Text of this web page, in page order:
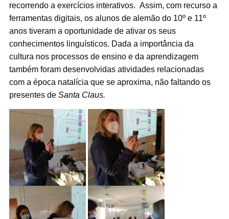
recorrendo a exercícios interativos. Assim, com recurso a
ferramentas digitais, os alunos de alemão do 10º e 11º
anos tiveram a oportunidade de ativar os seus
conhecimentos linguísticos. Dada a importância da
cultura nos processos de ensino e da aprendizagem
também foram desenvolvidas atividades relacionadas
com a época natalícia que se aproxima, não faltando os
presentes de Santa Claus.